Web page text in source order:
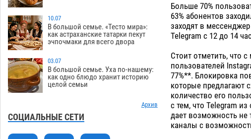
12:53
Астраханские археологи откопали
древнюю помойку
11:58
В Астрахани подросток угнал
мотоцикл и похитил чужие мобильник
11:20
Астраханцев ждут на парковом газоне
с призами и эрмитажными котами
10:43
Астраханский суд встал на сторону
10.07
В большой семье. «Тесто мира»:
как астраханские татарки пекут
эчпочмаки для всего двора
03.07
В большой семье. Уха по-нашему:
как одно блюдо хранит историю
целой семьи
Архив
СОЦИАЛЬНЫЕ СЕТИ
Больше 70%
63% абонентов
заходят в
Telegram c 12 до 14
Стоит отметить, что
пользователей
77%**. Блокировка
которые предлагают
количество его
с тем, что Telegram
дает возможность не
каналы с